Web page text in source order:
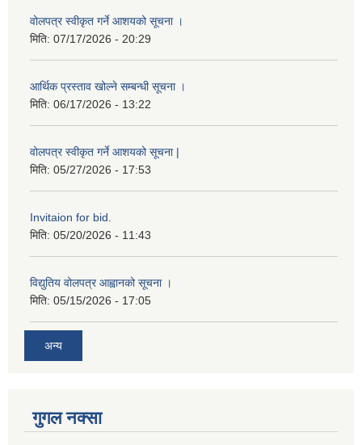
वोलपत्र स्वीकृत गर्ने आशयको सूचना ।
मिति: 07/17/2026 - 20:29
आर्थिक प्रस्ताव खोल्ने सम्बन्धी सूचना ।
मिति: 06/17/2026 - 13:22
वोलपत्र स्वीकृत गर्ने आशयको सूचना |
मिति: 05/27/2026 - 17:53
Invitaion for bid.
मिति: 05/20/2026 - 11:43
विद्युतिय वोलपत्र आह्वानको सूचना ।
मिति: 05/15/2026 - 17:05
अन्य
गुगल नक्सा